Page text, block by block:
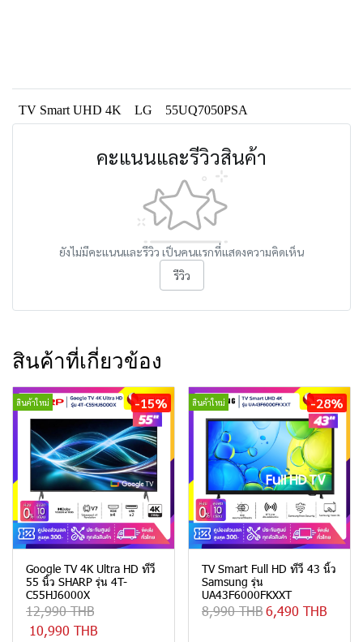
TV Smart UHD 4K LG 55UQ7050PSA
คะแนนและรีวิวสินค้า
ยังไม่มีคะแนนและรีวิว เป็นคนแรกที่แสดงความคิดเห็น
รีวิว
สินค้าที่เกี่ยวข้อง
สินค้าใหม่ -15%
Google TV 4K Ultra HD ทีวี
55 นิ้ว SHARP รุ่น 4T-
C55HJ6000X
12,990 THB
10,990 THB
สินค้าใหม่ -28%
TV Smart Full HD ทีวี 43 นิ้ว
Samsung รุ่น
UA43F6000FKXXT
8,990 THB6,490 THB